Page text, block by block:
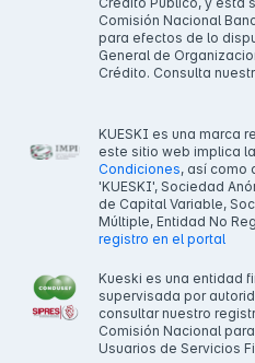
Comisión Nacional
para efectos de lo
General de
Crédito. Consulta
KUESKI es una marca
este sitio web implica
Condiciones, así como
'KUESKI', Sociedad
de Capital Variable,
Múltiple, Entidad No
registro en el portal
Kueski es una entidad
supervisada por
consultar nuestro
Comisión Nacional
Usuarios de Servicios